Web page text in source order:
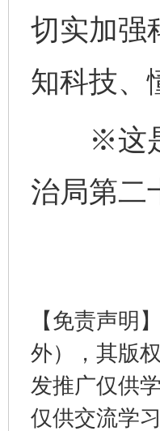
切实加强
知科技、
※这是
治局第二
【免责声明
外），其版
发推广仅供
仅供交流学
揭开“小金库”
受贿1.44亿！段